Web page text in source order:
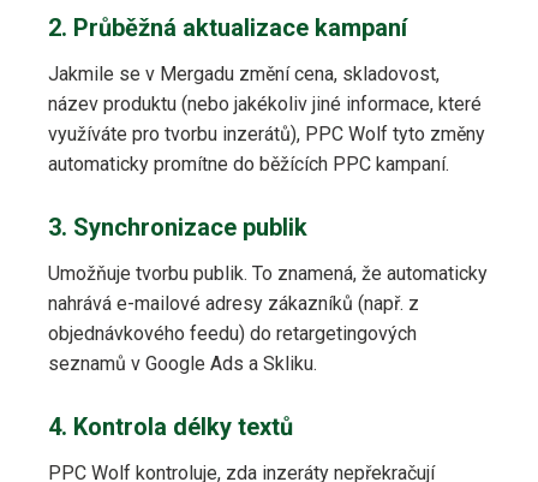
2. Průběžná aktualizace kampaní
Jakmile se v Mergadu změní cena, skladovost,
název produktu (nebo jakékoliv jiné informace, které
využíváte pro tvorbu inzerátů), PPC Wolf tyto změny
automaticky promítne do běžících PPC kampaní.
3. Synchronizace publik
Umožňuje tvorbu publik. To znamená, že automaticky
nahrává e-mailové adresy zákazníků (např. z
objednávkového feedu) do retargetingových
seznamů v Google Ads a Skliku.
4. Kontrola délky textů
PPC Wolf kontroluje, zda inzeráty nepřekračují